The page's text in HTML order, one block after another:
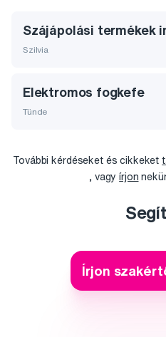
Szájápolási termékek
Szilvia
Elektromos fogkefe
Tünde
További kérdéseket és cikkeket
, vagyírjon
Írjon